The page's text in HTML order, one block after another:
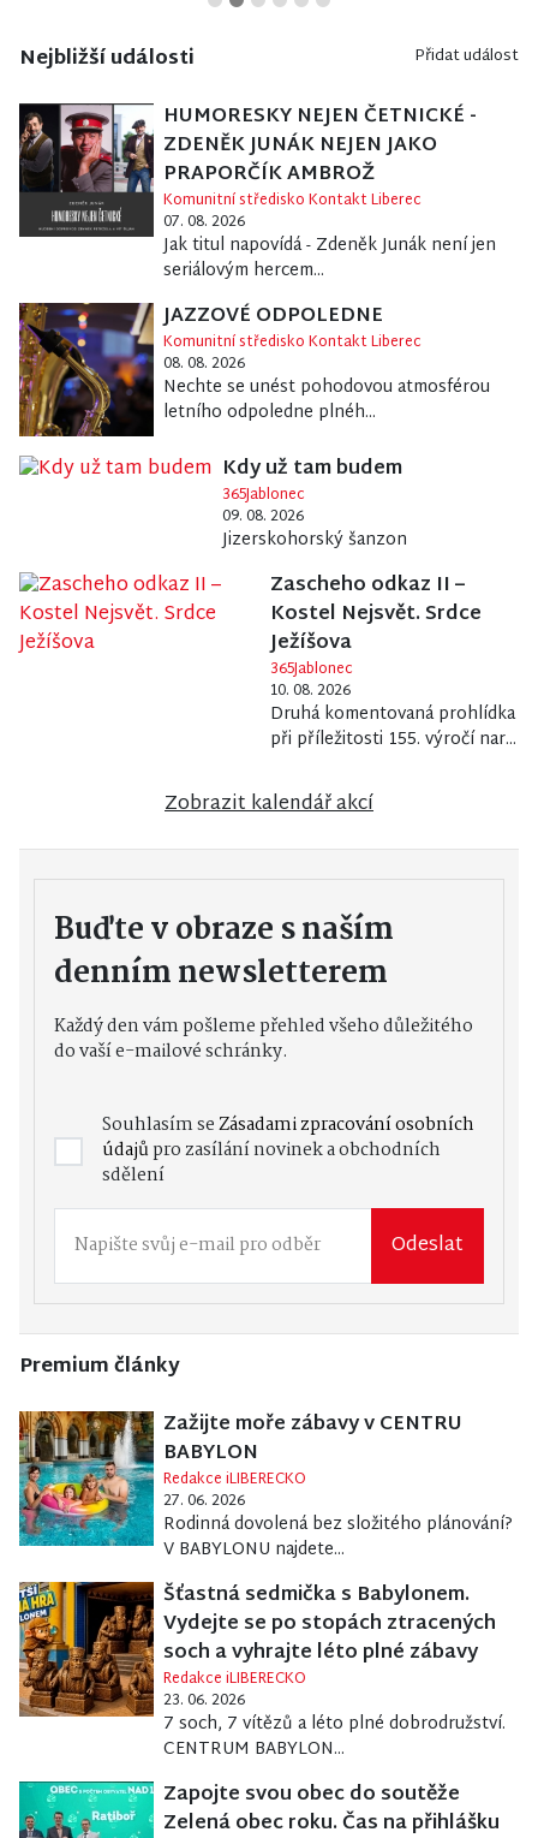
Nejbližší události Přidat událost
HUMORESKY NEJEN ČETNICKÉ -
ZDENĚK JUNÁK NEJEN JAKO
PRAPORČÍK AMBROŽ
Komunitní středisko Kontakt Liberec
07. 08. 2026
Jak titul napovídá - Zdeněk Junák není jen
seriálovým hercem...
JAZZOVÉ ODPOLEDNE
Komunitní středisko Kontakt Liberec
08. 08. 2026
Nechte se unést pohodovou atmosférou
letního odpoledne plnéh...
Kdy už tam budem
365Jablonec
09. 08. 2026
Jizerskohorský šanzon
Zascheho odkaz II –
Kostel Nejsvět. Srdce
Ježíšova
365Jablonec
10. 08. 2026
Druhá komentovaná prohlídka
při příležitosti 155. výročí nar...
Zobrazit kalendář akcí
Buďte v obraze s naším
denním newsletterem
Každý den vám pošleme přehled všeho důležitého
do vaší e-mailové schránky.
Souhlasím seZásadami zpracování osobních
údajůpro zasílání novinek a obchodních
sdělení
Odeslat
Premium články
Zažijte moře zábavy v CENTRU
BABYLON
Redakce iLIBERECKO
27. 06. 2026
Rodinná dovolená bez složitého plánování?
V BABYLONU najdete...
Šťastná sedmička s Babylonem.
Vydejte se po stopách ztracených
soch a vyhrajte léto plné zábavy
Redakce iLIBERECKO
23. 06. 2026
7 soch, 7 vítězů a léto plné dobrodružství.
CENTRUM BABYLON...
Zapojte svou obec do soutěže
Zelená obec roku. Čas na přihlášku